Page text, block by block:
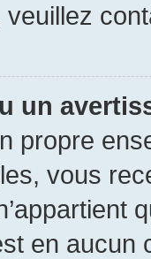
veuillez
un
propre
vous
en